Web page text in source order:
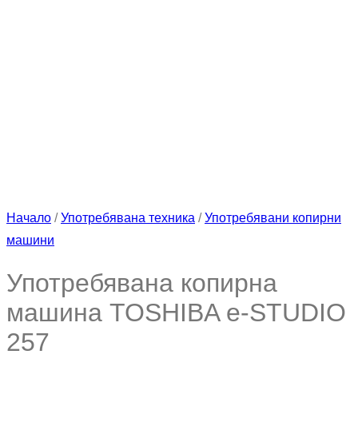
Начало / Употребявана техника / Употребявани копирни
машини
Употребявана копирна
машина TOSHIBA e-STUDIO
257